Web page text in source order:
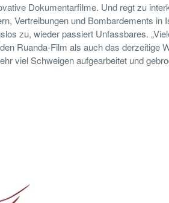
Dokumentarfilme. Und regt zu
Vertreibungen und Bombardements in
zu, wieder passiert Unfassbares.
Ruanda-Film als auch das derzeitige
viel Schweigen aufgearbeitet und